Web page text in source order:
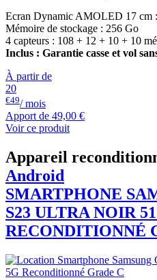
Ecran Dynamic AMOLED 17 cm
Mémoire de stockage : 256 Go
4 capteurs : 108 + 12 + 10 + 10
Inclus : Garantie casse et vol
À partir de
20
€49/ mois
Apport de 49,00 €
Voir ce produit
Appareil
Android
SMARTPHONE
S23 ULTRA NOIR
RECONDITIONNÉ